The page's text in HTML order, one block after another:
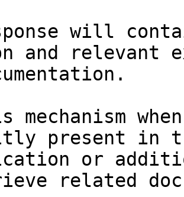
will
and relevant
mechanism
present in
or